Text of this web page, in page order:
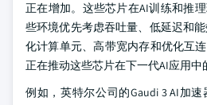
正在增加。这些芯片在AI训练和推
些环境优先考虑吞吐量、低延迟和
化计算单元、高带宽内存和优化互
正在推动这些芯片在下一代AI应用中
例如，英特尔公司的Gaudi 3 AI加